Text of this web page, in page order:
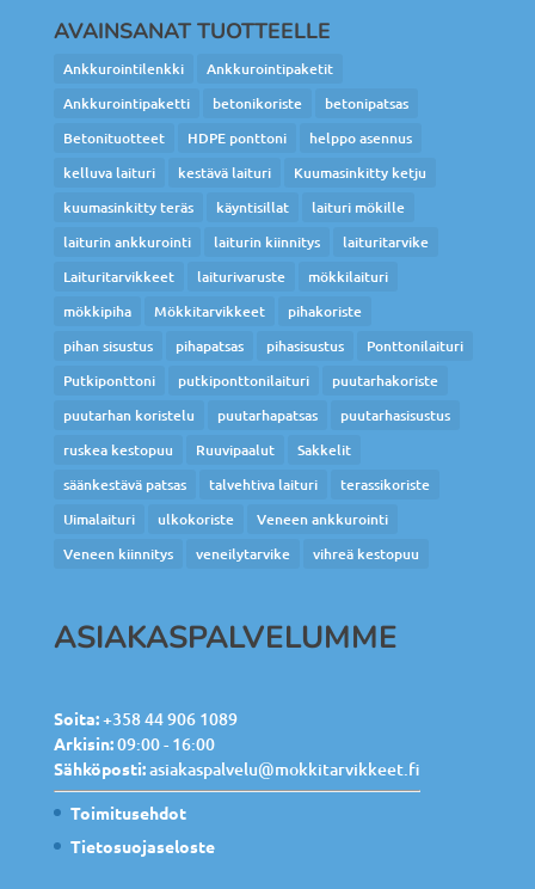
AVAINSANAT TUOTTEELLE
Ankkurointilenkki
Ankkurointipaketit
Ankkurointipaketti
betonikoriste
betonipatsas
Betonituotteet
HDPE ponttoni
helppo asennus
kelluva laituri
kestävä laituri
Kuumasinkitty ketju
kuumasinkitty teräs
käyntisillat
laituri mökille
laiturin ankkurointi
laiturin kiinnitys
laituritarvike
Laituritarvikkeet
laiturivaruste
mökkilaituri
mökkipiha
Mökkitarvikkeet
pihakoriste
pihan sisustus
pihapatsas pihasisustus
Ponttonilaituri
Putkiponttoni
putkiponttonilaituri
puutarhakoriste
puutarhan koristelu
puutarhapatsas
puutarhasisustus
ruskea kestopuu
Ruuvipaalut
Sakkelit
säänkestävä patsas
talvehtiva laituri
terassikoriste
Uimalaituri
ulkokoriste
Veneen ankkurointi
Veneen kiinnitys
veneilytarvike vihreä kestopuu
ASIAKASPALVELUMME
Soita:+358 44 906 1089
Arkisin:09:00 - 16:00
Sähköposti:asiakaspalvelu@mokkitarvikkeet.fi
Toimitusehdot
Tietosuojaseloste